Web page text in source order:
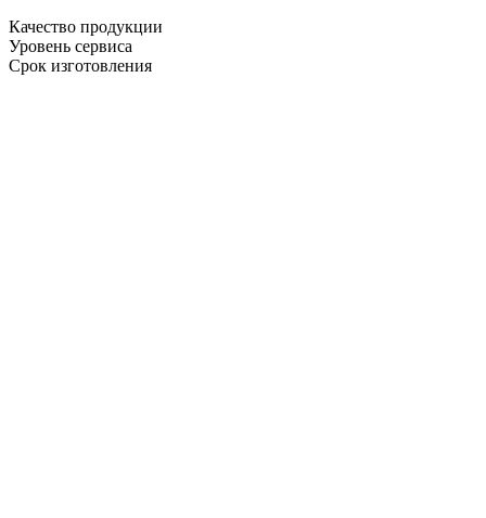
Качество продукции
Уровень сервиса
Срок изготовления